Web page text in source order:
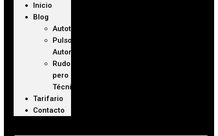
Inicio
Blog
Autoteca
Pulso
Automotriz
Rudo
pero
Técnico
Tarifario
Contacto